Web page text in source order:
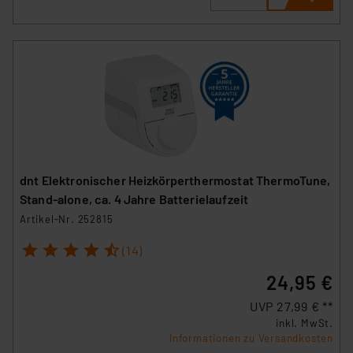
unberührt. Ihre Browser-Einstellungen können dazu
führen, dass die Einstellungen nicht längerfristig
gespeichert werden und dieses Banner erneut
Cookies dieser Drittanbieter umfasst daher ggf. auch
und zu der jeweiligen Datenübermittlung erhalten Sie in
Angemessenheitsbeschluss der EU. Dies bedeutet,
dass die USA als Land mit unzureichendem
Datenschutz nach EU-Standards eingestuft wird. So
besteht etwa das Risiko, dass US-Behörden
dnt Elektronischer Heizkörperthermostat ThermoTune,
Stand-alone, ca. 4 Jahre Batterielaufzeit
Artikel-Nr. 252815
1 2 3 4 5 (14)
24,95 €
UVP 27,99 € **
inkl. MwSt.
Informationen zu Versandkosten